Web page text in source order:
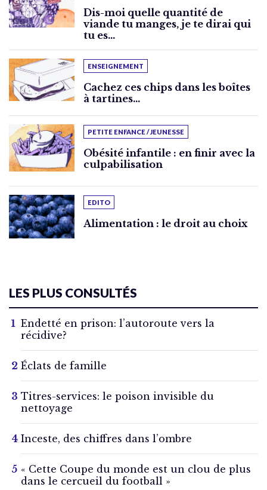
Dis-moi quelle quantité de
viande tu manges, je te dirai qui
tu es…
ENSEIGNEMENT
Cachez ces chips dans les boîtes
à tartines…
PETITE ENFANCE / JEUNESSE
Obésité infantile : en finir avec la
culpabilisation
EDITO
Alimentation : le droit au choix
LES PLUS CONSULTÉS
Endetté en prison: l’autoroute vers la
récidive?
Éclats de famille
Titres-services: le poison invisible du
nettoyage
Inceste, des chiffres dans l’ombre
« Cette Coupe du monde est un clou de plus
dans le cercueil du football »